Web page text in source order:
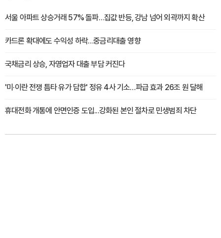
서울 아파트 상승거래 57% 돌파…집값 반등, 강남 넘어 외곽까지 확산
카드론 확대에도 수익성 하락…중금리대출 영향
국채금리 상승, 자영업자 대출 부담 커진다
'미·이란 전쟁 틈타 유가 담합' 정유 4사 기소…파급 효과 26조 원 달해
휴대전화 개통에 안면인증 도입...강화된 본인 절차로 민생범죄 차단